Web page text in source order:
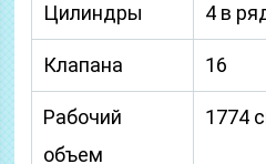
Цилиндры 4 в
Клапана 16
Рабочий
объем
1774